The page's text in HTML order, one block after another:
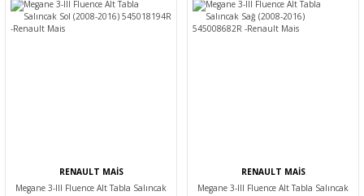
RENAULT MAİS
Megane 3-III Fluence Alt Tabla Salıncak
RENAULT MAİS
Megane 3-III Fluence Alt Tabla Salıncak